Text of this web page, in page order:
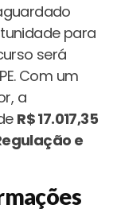
para
será
Com um
a
R$ 17.017,35
e